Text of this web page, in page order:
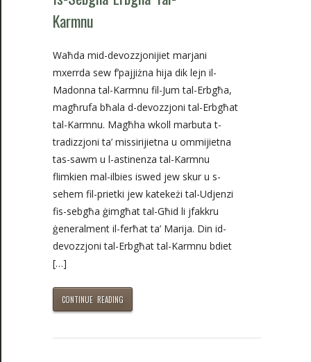
Karmnu
Waħda mid-devozzjonijiet marjani
mxerrda sew f’pajjiżna hija dik lejn il-
Madonna tal-Karmnu fil-Jum tal-Erbgħa,
magħrufa bħala d-devozzjoni tal-Erbgħat
tal-Karmnu. Magħha wkoll marbuta t-
tradizzjoni ta’ missirijietna u ommijietna
tas-sawm u l-astinenza tal-Karmnu
flimkien mal-ilbies iswed jew skur u s-
sehem fil-prietki jew katekeżi tal-Udjenzi
fis-sebgħa ġimgħat tal-Għid li jfakkru
ġeneralment il-ferħat ta’ Marija. Din id-
devozzjoni tal-Erbgħat tal-Karmnu bdiet
[…]
CONTINUE READING